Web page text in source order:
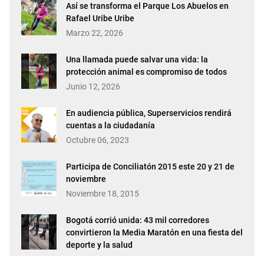
Así se transforma el Parque Los Abuelos en
Rafael Uribe Uribe
Marzo 22, 2026
Una llamada puede salvar una vida: la
protección animal es compromiso de todos
Junio 12, 2026
En audiencia pública, Superservicios rendirá
cuentas a la ciudadanía
Octubre 06, 2023
Participa de Conciliatón 2015 este 20 y 21 de
noviembre
Noviembre 18, 2015
Bogotá corrió unida: 43 mil corredores
convirtieron la Media Maratón en una fiesta del
deporte y la salud